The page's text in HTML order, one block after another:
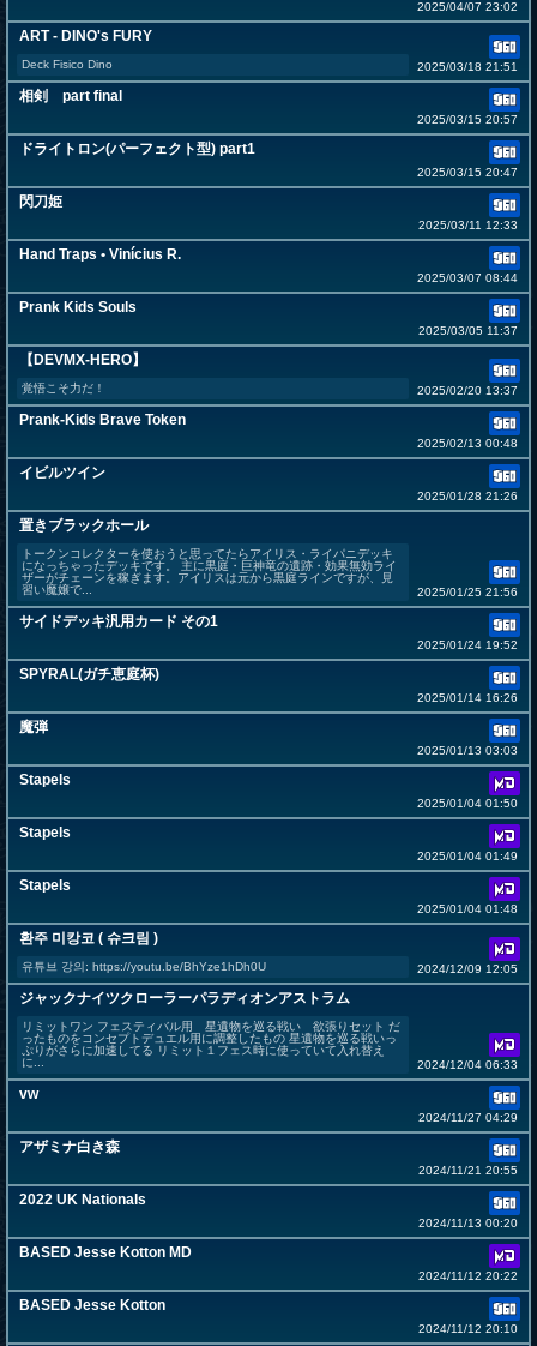
2025/04/07 23:02
ART - DINO's FURY
Deck Fisico Dino 2025/03/18 21:51
相剣 part final
2025/03/15 20:57
ドライトロン(パーフェクト型) part1
2025/03/15 20:47
閃刀姫
2025/03/11 12:33
Hand Traps • Vinícius R.
2025/03/07 08:44
Prank Kids Souls
2025/03/05 11:37
【DEVMX-HERO】
覚悟こそ力だ！ 2025/02/20 13:37
Prank-Kids Brave Token
2025/02/13 00:48
イビルツイン
2025/01/28 21:26
置きブラックホール
トークンコレクターを使おうと思ってたらアイリス・ライパニデッキ
になっちゃったデッキです。 主に黒庭・巨神竜の遺跡・効果無効ライ
ザーがチェーンを稼ぎます。アイリスは元から黒庭ラインですが、見
習い魔嬢で...
2025/01/25 21:56
サイドデッキ汎用カード その1
2025/01/24 19:52
SPYRAL(ガチ恵庭杯)
2025/01/14 16:26
魔弾
2025/01/13 03:03
Stapels
2025/01/04 01:50
Stapels
2025/01/04 01:49
Stapels
2025/01/04 01:48
환주 미캉코 ( 슈크림 )
유튜브 강의: https://youtu.be/BhYze1hDh0U 2024/12/09 12:05
ジャックナイツクローラーパラディオンアストラム
リミットワン フェスティバル用 星遺物を巡る戦い 欲張りセット だ
ったものをコンセプトデュエル用に調整したもの 星遺物を巡る戦いっ
ぷりがさらに加速してる リミット１フェス時に使っていて入れ替え
に...
2024/12/04 06:33
vw
2024/11/27 04:29
アザミナ白き森
2024/11/21 20:55
2022 UK Nationals
2024/11/13 00:20
BASED Jesse Kotton MD
2024/11/12 20:22
BASED Jesse Kotton
2024/11/12 20:10